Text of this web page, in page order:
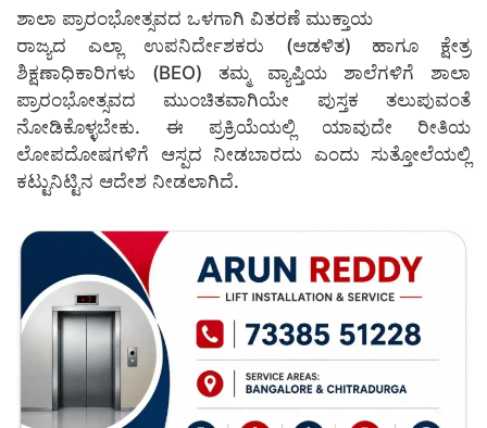
ಶಾಲಾ ಪ್ರಾರಂಭೋತ್ಸವದ ಒಳಗಾಗಿ ವಿತರಣೆ ಮುಕ್ತಾಯ
ರಾಜ್ಯದ ಎಲ್ಲಾ ಉಪನಿರ್ದೇಶಕರು (ಆಡಳಿತ) ಹಾಗೂ ಕ್ಷೇತ್ರ
ಶಿಕ್ಷಣಾಧಿಕಾರಿಗಳು (BEO) ತಮ್ಮ ವ್ಯಾಪ್ತಿಯ ಶಾಲೆಗಳಿಗೆ ಶಾಲಾ
ಪ್ರಾರಂಭೋತ್ಸವದ ಮುಂಚಿತವಾಗಿಯೇ ಪುಸ್ತಕ ತಲುಪುವಂತೆ
ನೋಡಿಕೊಳ್ಳಬೇಕು. ಈ ಪ್ರಕ್ರಿಯೆಯಲ್ಲಿ ಯಾವುದೇ ರೀತಿಯ
ಲೋಪದೋಷಗಳಿಗೆ ಆಸ್ಪದ ನೀಡಬಾರದು ಎಂದು ಸುತ್ತೋಲೆಯಲ್ಲಿ
ಕಟ್ಟುನಿಟ್ಟಿನ ಆದೇಶ ನೀಡಲಾಗಿದೆ.